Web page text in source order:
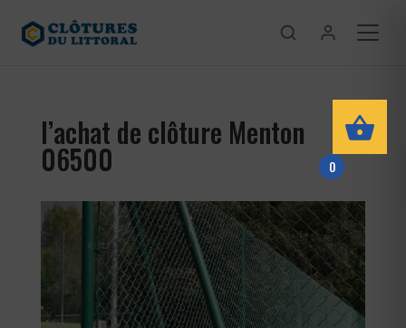
l’achat de clôture Menton
06500 0